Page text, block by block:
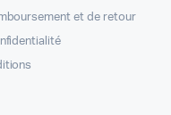
et de retour